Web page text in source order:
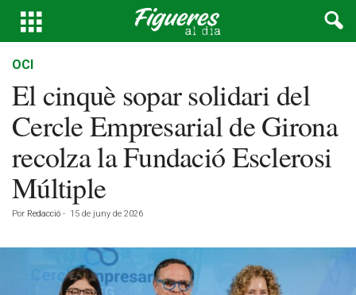
OCI
El cinquè sopar solidari del
Cercle Empresarial de Girona
recolza la Fundació Esclerosi
Múltiple
Por Redacció - 15 de juny de 2026